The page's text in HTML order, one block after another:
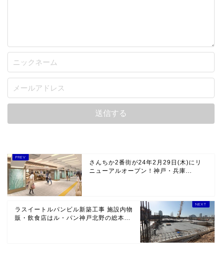
さんちか2番街が24年2月29日(木)にリ
ニューアルオープン！神戸・兵庫...
ラスイートルパンビル新築工事 施設内物
販・飲食店はル・パン神戸北野の総本...